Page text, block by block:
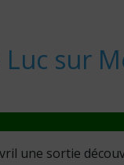
Luc sur
une sortie